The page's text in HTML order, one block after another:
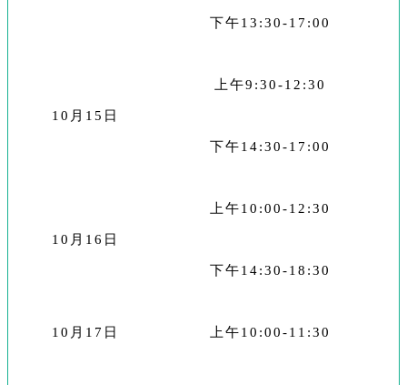
下午13:30-17:00
10月15日
上午9:30-12:30
下午14:30-17:00
10月16日
上午10:00-12:30
下午14:30-18:30
10月17日 上午10:00-11:30